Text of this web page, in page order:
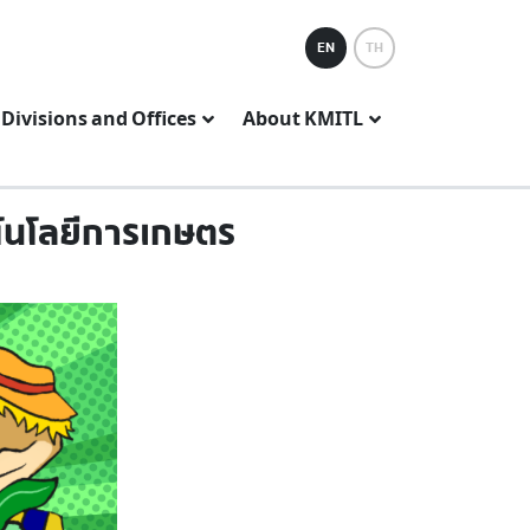
EN TH
and Offices About KMITL
โลยีการเกษตร